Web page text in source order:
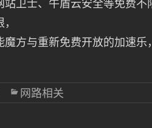
方与重新免费开放的加速乐，
网路相关